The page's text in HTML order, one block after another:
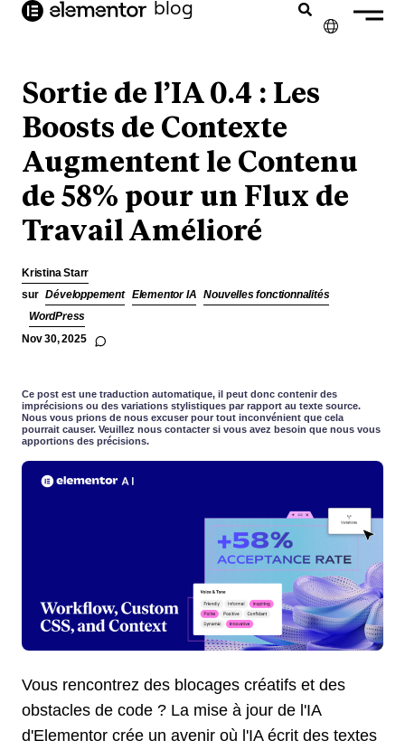
principal
blog
ENGLISH
NEDERLANDS
DEUTSCH
PORTUGUÊS
ESPAÑOL
Sortie de l’IA 0.4 : Les
Boosts de Contexte
Augmentent le Contenu
de 58% pour un Flux de
Travail Amélioré
Kristina Starr
sur Développement Elementor IA
Nouvelles fonctionnalités
WordPress
Nov 30, 2025
Ce post est une traduction automatique, il peut donc contenir des
imprécisions ou des variations stylistiques par rapport au texte source.
Nous vous prions de nous excuser pour tout inconvénient que cela
pourrait causer. Veuillez nous contacter si vous avez besoin que nous vous
apportions des précisions.
Vous rencontrez des blocages créatifs et des
obstacles de code ? La mise à jour de l'IA
d'Elementor crée un avenir où l'IA écrit des textes